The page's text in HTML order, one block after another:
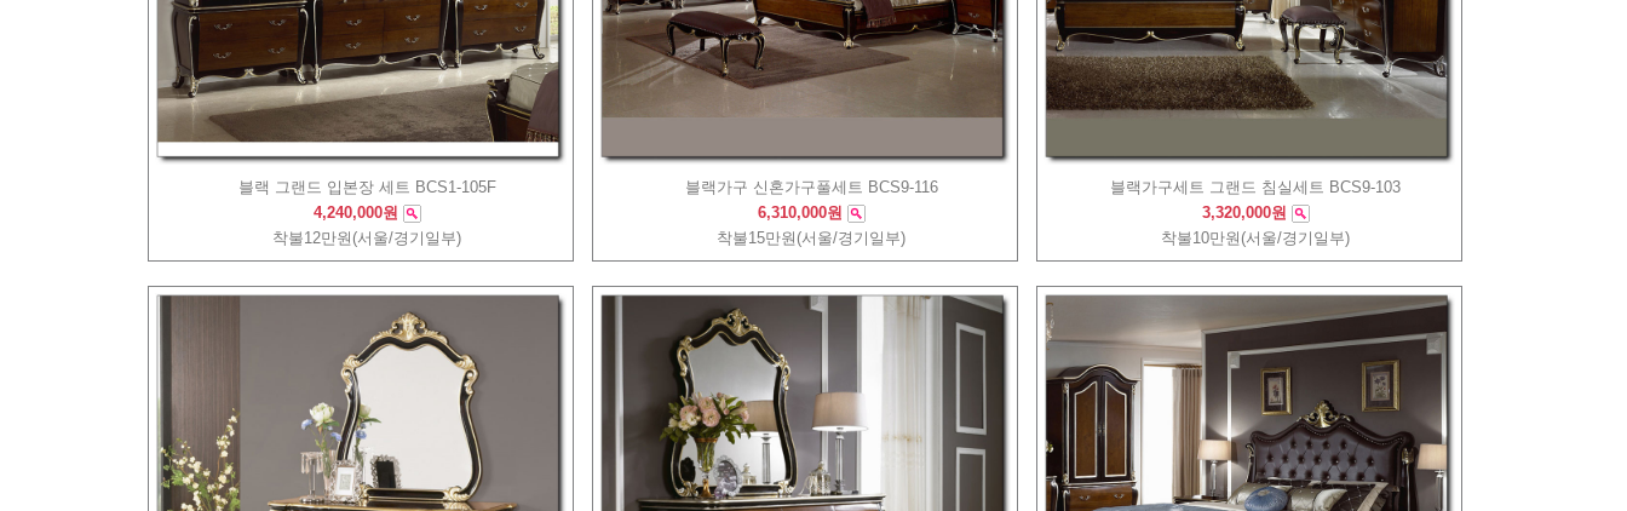
블랙 그랜드 입본장 세트 BCS1-105F
4,240,000원
착불12만원(서울/경기일부)
블랙가구 신혼가구풀세트 BCS9-116
6,310,000원
착불15만원(서울/경기일부)
블랙가구세트 그랜드 침실세트 BCS9-103
3,320,000원
착불10만원(서울/경기일부)